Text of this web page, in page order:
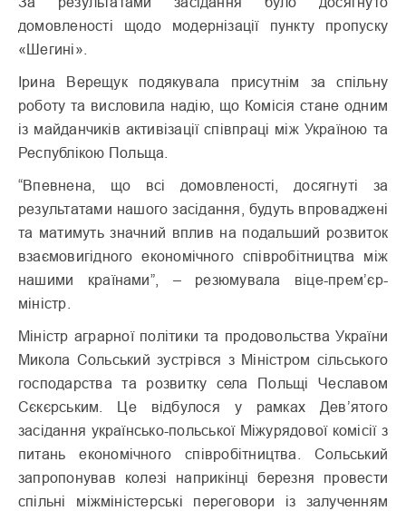
домовленості щодо модернізації пункту пропуску
«Шегині».
Ірина Верещук подякувала присутнім за спільну
роботу та висловила надію, що Комісія стане одним
із майданчиків активізації співпраці між Україною та
Республікою Польща.
“Впевнена, що всі домовленості, досягнуті за
результатами нашого засідання, будуть впроваджені
та матимуть значний вплив на подальший розвиток
взаємовигідного економічного співробітництва між
нашими країнами”, – резюмувала віце-прем’єр-
міністр.
Міністр аграрної політики та продовольства України
Микола Сольський зустрівся з Міністром сільського
господарства та розвитку села Польщі Чеславом
Сєкєрським. Це відбулося у рамках Дев’ятого
засідання українсько-польської Міжурядової комісії з
питань економічного співробітництва. Сольський
запропонував колезі наприкінці березня провести
спільні міжміністерські переговори із залученням